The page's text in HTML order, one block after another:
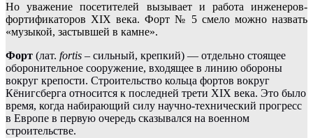
Но уважение посетителей вызывает и работа инженеров-
фортификаторов XIX века. Форт № 5 смело можно назвать
«музыкой, застывшей в камне».
Форт (лат. fortis – сильный, крепкий) — отдельно стоящее
оборонительное сооружение, входящее в линию обороны
вокруг крепости. Строительство кольца фортов вокруг
Кёнигсберга относится к последней трети XIX века. Это было
время, когда набирающий силу научно-технический прогресс
в Европе в первую очередь сказывался на военном
строительстве.